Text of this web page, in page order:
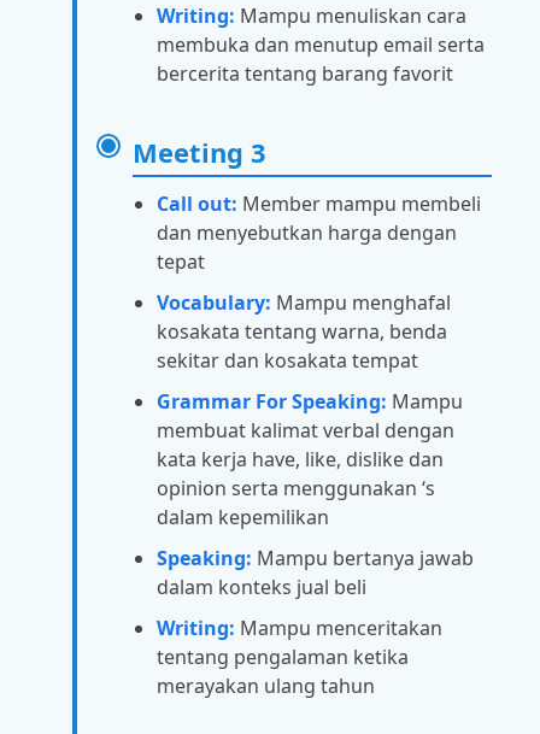
Writing: Mampu menuliskan cara
membuka dan menutup email serta
bercerita tentang barang favorit
Meeting 3
Call out: Member mampu membeli
dan menyebutkan harga dengan
tepat
Vocabulary: Mampu menghafal
kosakata tentang warna, benda
sekitar dan kosakata tempat
Grammar For Speaking: Mampu
membuat kalimat verbal dengan
kata kerja have, like, dislike dan
opinion serta menggunakan ‘s
dalam kepemilikan
Speaking: Mampu bertanya jawab
dalam konteks jual beli
Writing: Mampu menceritakan
tentang pengalaman ketika
merayakan ulang tahun